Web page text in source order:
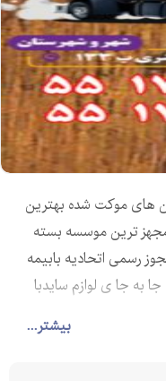
بیشتر...
خزانه منطقه 17 با ماشین های موکت شده بهترین
ترین موسسه بسته
رسمی اتحادیه بابیمه
جا به جا ی لوازم سایدبا